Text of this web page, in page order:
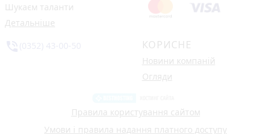
Шукаєм таланти
Детальніше
КОРИСНЕ
Новини компаній
Огляди
Правила користування сайтом
Умови і правила надання платного доступу